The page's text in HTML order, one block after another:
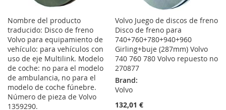
Nombre del producto
traducido: Disco de freno
Volvo para equipamiento de
vehículo: para vehículos con
uso de eje Multilink. Modelo
de coche: no para el modelo
de ambulancia, no para el
modelo de coche fúnebre.
Número de pieza de Volvo
1359290.
Volvo Juego de discos de freno
Disco de freno para
740+760+780+940+960
Girling+buje (287mm) Volvo
740 760 780 Volvo repuesto no
270877
Brand:
Volvo
132,01 €